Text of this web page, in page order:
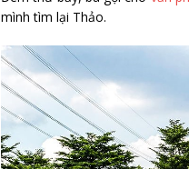
mình tìm lại Thảo.